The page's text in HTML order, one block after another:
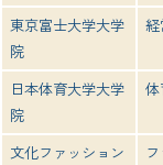
東京富士大学大学
院
日本体育大学大学
院
文化ファッション